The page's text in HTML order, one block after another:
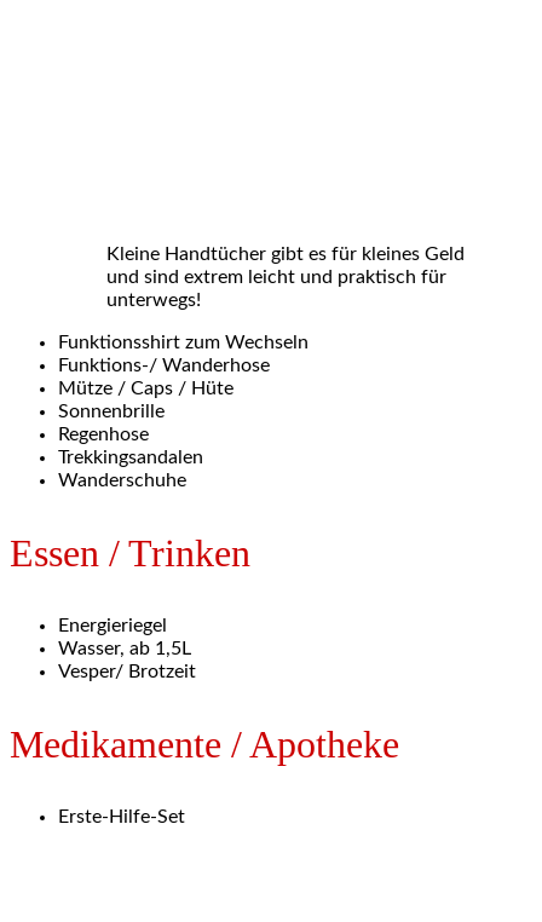
Kleine Handtücher gibt es für kleines Geld
und sind extrem leicht und praktisch für
unterwegs!
Funktionsshirt zum Wechseln
Funktions-/ Wanderhose
Mütze / Caps / Hüte
Sonnenbrille
Regenhose
Trekkingsandalen
Wanderschuhe
Essen / Trinken
Energieriegel
Wasser, ab 1,5L
Vesper/ Brotzeit
Medikamente / Apotheke
Erste-Hilfe-Set